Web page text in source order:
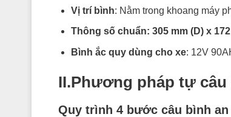
Vị trí bình: Nằm trong khoang máy
Thông số chuẩn: 305 mm (D) x
Bình ắc quy dùng cho xe: 12V
II.Phương pháp tự câu
Quy trình 4 bước câu bình an